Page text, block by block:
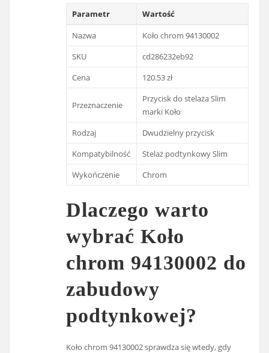
Parametr
Wartość
Nazwa
Koło chrom 94130002
SKU
cd286232eb92
Cena
120.53 zł
Przeznaczenie
Przycisk do stelaża Slim
marki Koło
Rodzaj
Dwudzielny przycisk
Kompatybilność
Stelaż podtynkowy Slim
Wykończenie
Chrom
Dlaczego warto
wybrać Koło
chrom 94130002 do
zabudowy
podtynkowej?
Koło chrom 94130002 sprawdza się wtedy, gdy